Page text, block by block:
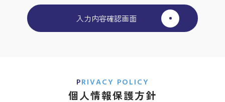
PRIVACY POLICY
個人情報保護方針